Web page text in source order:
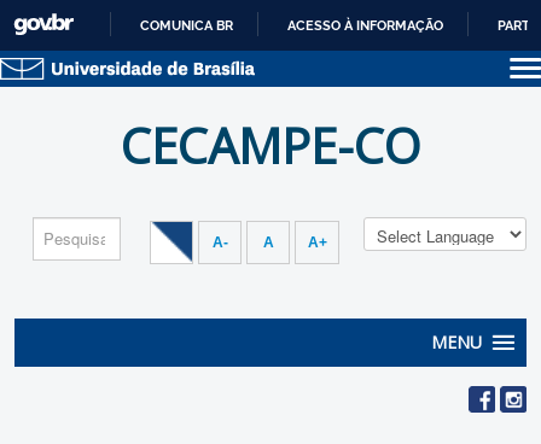
PARA
CONTEÚDO
COMUNICA BR ACESSO À INFORMAÇÃO
Unidades acadêmicas
Administração
Servidor
CECAMPE-CO
A- A A+
MENU